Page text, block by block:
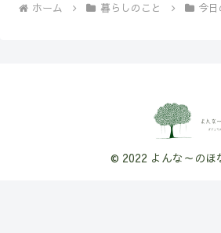
ホーム 暮らしのこと 今
© 2022 よんな～のほ